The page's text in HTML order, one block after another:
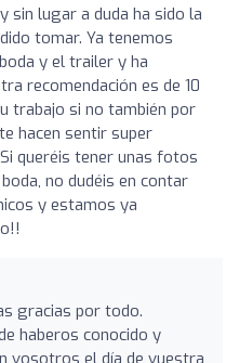
sin lugar a duda ha sido la
tomar. Ya tenemos
y el trailer y ha
recomendación es de 10
trabajo si no también por
hacen sentir super
queréis tener unas fotos
no dudéis en contar
y estamos ya
gracias por todo.
haberos conocido y
vosotros el día de vuestra